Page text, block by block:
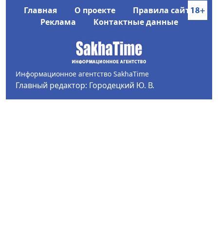
Главная О проекте
Правила сайта
Реклама
Контактные данные
Информационное агентство SakhaTime
Главный редактор: Городецкий Ю. В.